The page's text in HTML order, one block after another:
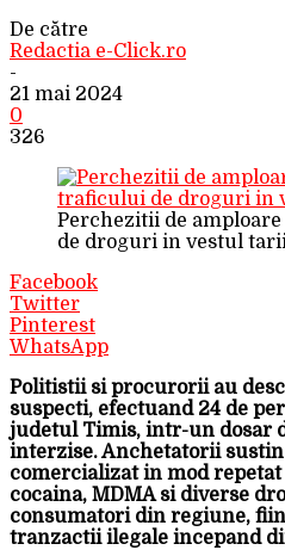
De către
Redactia e-Click.ro
-
21 mai 2024
0
326
Perchezitii de
de droguri in vestul
Facebook
Twitter
Pinterest
WhatsApp
Politistii si procurorii au
suspecti, efectuand 24 de
judetul Timis, intr-un dosar
interzise. Anchetatorii
comercializat in mod
cocaina, MDMA si diverse
consumatori din regiune,
tranzactii ilegale incepand